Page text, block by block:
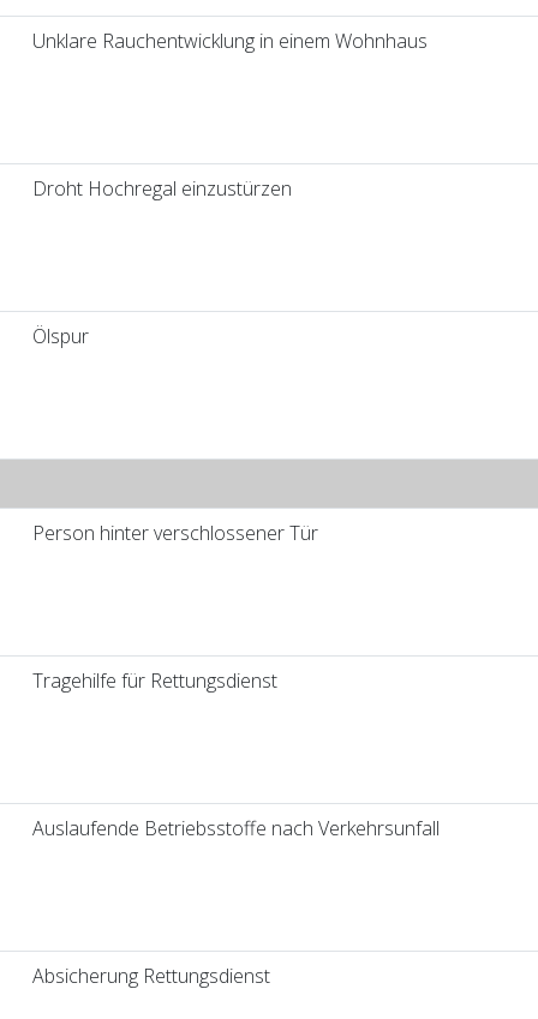
Unklare Rauchentwicklung in einem Wohnhaus
Droht Hochregal einzustürzen
Ölspur
Person hinter verschlossener Tür
Tragehilfe für Rettungsdienst
Auslaufende Betriebsstoffe nach Verkehrsunfall
Absicherung Rettungsdienst